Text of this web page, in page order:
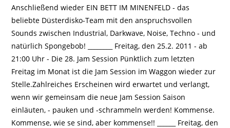
Anschließend wieder EIN BETT IM MINENFELD - das
beliebte Düsterdisko-Team mit den anspruchsvollen
Sounds zwischen Industrial, Darkwave, Noise, Techno - und
natürlich Spongebob! ________ Freitag, den 25.2. 2011 - ab
21:00 Uhr - Die 28. Jam Session Pünktlich zum letzten
Freitag im Monat ist die Jam Session im Waggon wieder zur
Stelle.Zahlreiches Erscheinen wird erwartet und verlangt,
wenn wir gemeinsam die neue Jam Session Saison
einläuten, - pauken und -schrammeln werden! Kommense.
Kommense, wie se sind, aber kommense!! ______ Freitag, den